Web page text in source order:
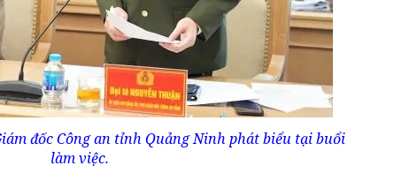
đốc Công an tỉnh Quảng Ninh phát biểu tại buổi
làm việc.